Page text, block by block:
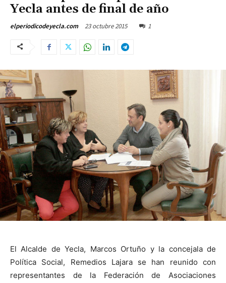
Yecla antes de final de año
elperiodicodeyecla.com 23 octubre 2015 1
El Alcalde de Yecla, Marcos Ortuño y la concejala de
Política Social, Remedios Lajara se han reunido con
representantes de la Federación de Asociaciones